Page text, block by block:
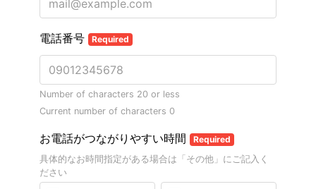
電話番号 Required
Number of characters 20 or less
Current number of characters 0
お電話がつながりやすい時間 Required
具体的なお時間指定がある場合は「その他」にご記入く
ださい